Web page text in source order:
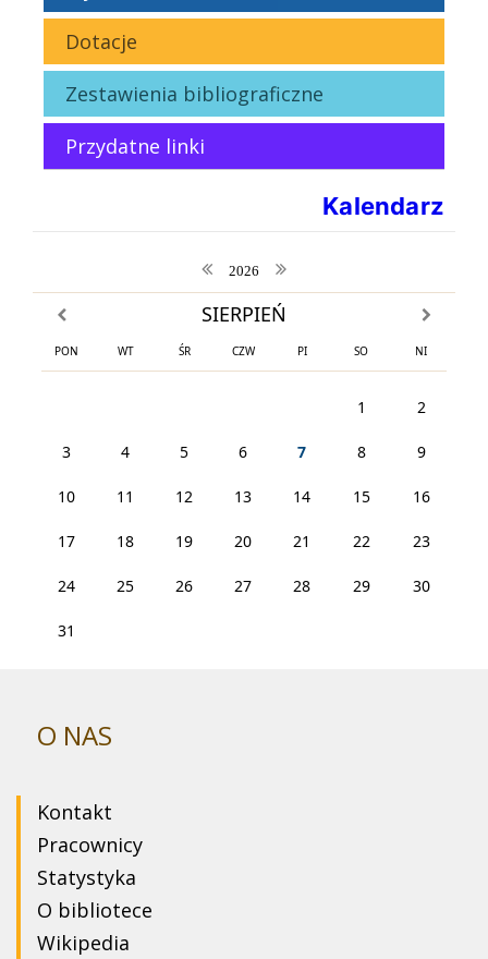
Dotacje
Zestawienia bibliograficzne
Przydatne linki
Kalendarz
poprzedni rok
2026 następny rok
poprzedni miesiąc SIERPIEŃ następny
PON WT ŚR CZW PI SO NI
1 2
3 4 5 6 7 8 9
10 11 12 13 14 15 16
17 18 19 20 21 22 23
24 25 26 27 28 29 30
31
O NAS
Kontakt
Pracownicy
Statystyka
O bibliotece
Wikipedia